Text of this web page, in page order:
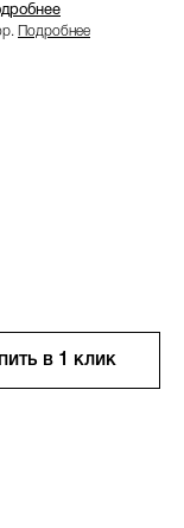
Подробнее
в 1 клик